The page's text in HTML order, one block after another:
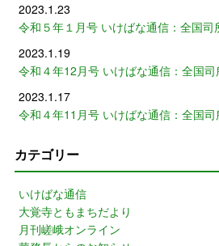
2023.1.23
令和５年１月号 いけばな通信：全国司
2023.1.19
令和４年12月号 いけばな通信：全国司
2023.1.17
令和４年11月号 いけばな通信：全国司
カテゴリー
いけばな通信
大覚寺ともまちだより
月刊嵯峨オンライン